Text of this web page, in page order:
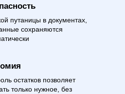
путаницы в документах,
сохраняются
остатков позволяет
только нужное, без